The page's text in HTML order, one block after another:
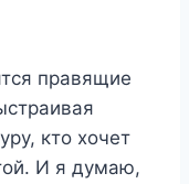
правящие
кто хочет
И я думаю,